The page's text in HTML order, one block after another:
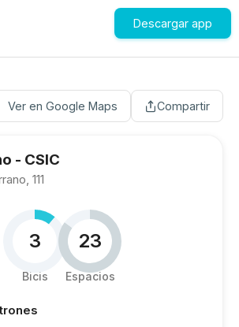
Descargar app
Ver en Google Maps Compartir
- CSIC
111
3
Bicis
23
Espacios